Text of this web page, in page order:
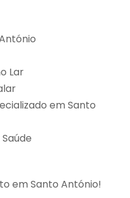
Lar
em Santo
em Santo António!